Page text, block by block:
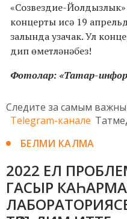
«Созвездие-
концерты исә 19
залында узачак. Ул
дип өметләнәбез!
Фотолар: «Татар-
Следите за самым
Telegram-канале
БЕЛМИ КАЛМА
2022 ЕЛ
ГАСЫР